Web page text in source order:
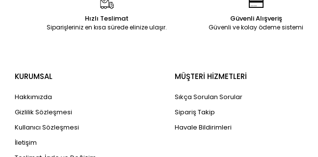
Hızlı Teslimat
Siparişleriniz en kısa sürede elinize ulaşır.
Güvenli Alışveriş
Güvenli ve kolay ödeme sistemi
KURUMSAL
Hakkımızda
Gizlilik Sözleşmesi
Kullanıcı Sözleşmesi
İletişim
MÜŞTERİ HİZMETLERİ
Sıkça Sorulan Sorular
Sipariş Takip
Havale Bildirimleri